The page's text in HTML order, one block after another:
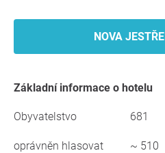
NOVA
základní informace o hotelu
Obyvatelstvo 681
oprávněn hlasovat ~ 510